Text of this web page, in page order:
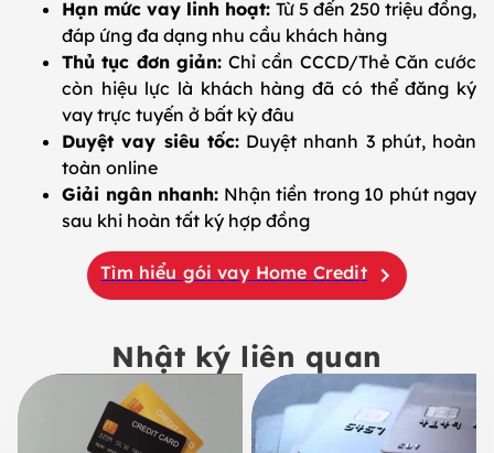
Hạn mức vay linh hoạt: Từ 5 đến 250 triệu đồng,
đáp ứng đa dạng nhu cầu khách hàng
Thủ tục đơn giản: Chỉ cần CCCD/Thẻ Căn cước
còn hiệu lực là khách hàng đã có thể đăng ký
vay trực tuyến ở bất kỳ đâu
Duyệt vay siêu tốc:Duyệt nhanh 3 phút, hoàn
toàn online
Giải ngân nhanh: Nhận tiền trong 10 phút ngay
sau khi hoàn tất ký hợp đồng
Tìm hiểu gói vay Home Credit
Nhật ký liên quan